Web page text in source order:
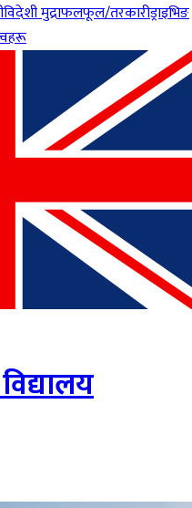
विदेशी मुद्राफलफूल/तरकारीड्राइभिङ